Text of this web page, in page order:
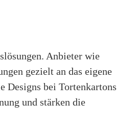
Anbieter wie
gezielt an das eigene
Designs bei Tortenkartons
und stärken die